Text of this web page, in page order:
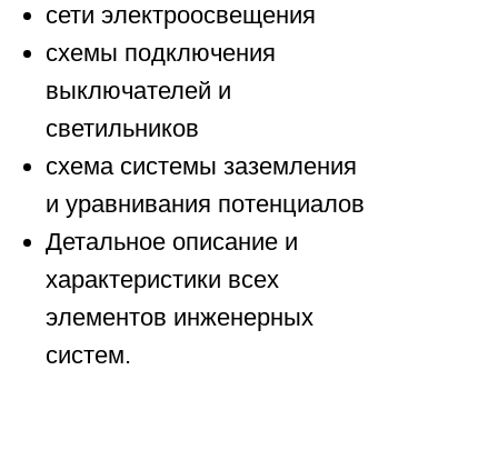
сети электроосвещения
схемы подключения
выключателей и
светильников
схема системы заземления
и уравнивания потенциалов
Детальное описание и
характеристики всех
элементов инженерных
систем.